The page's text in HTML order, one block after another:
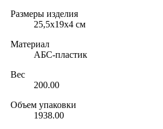
Размеры изделия
25,5х19х4 см
Материал
АБС-пластик
Вес
200.00
Объем упаковки
1938.00